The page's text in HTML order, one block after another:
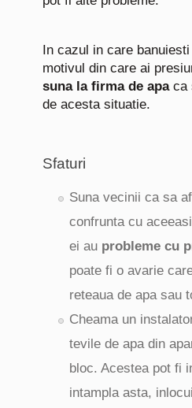
In cazul in care
motivul din care ai
suna la firma de apaca
de acesta situatie.
Sfaturi
Suna vecinii ca sa
confrunta cu
ei au probleme cu
poate fi o avarie
reteaua de apa sau
Cheama un
tevile de apa din
bloc. Acestea pot fi
intampla asta,